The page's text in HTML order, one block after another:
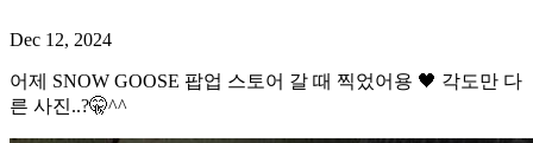
Dec 12, 2024
어제 SNOW GOOSE 팝업 스토어 갈 때 찍었어용 🖤 각도만 다
른 사진..?🤫^^